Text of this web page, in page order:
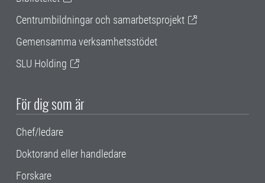
Centrumbildningar och samarbetsprojekt
Gemensamma verksamhetsstödet
SLU Holding
För dig som är
Chef/ledare
Doktorand eller handledare
Forskare